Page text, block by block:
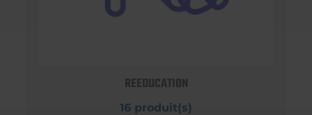
REEDUCATION
16 produit(s)